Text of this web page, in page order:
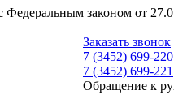
Федеральным законом от
Заказать звонок
7 (3452) 699-220
7 (3452) 699-221
Обращение к